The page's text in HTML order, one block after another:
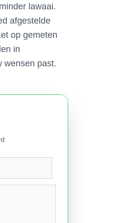
lawaai.
afgestelde
op gemeten
in
wensen past.